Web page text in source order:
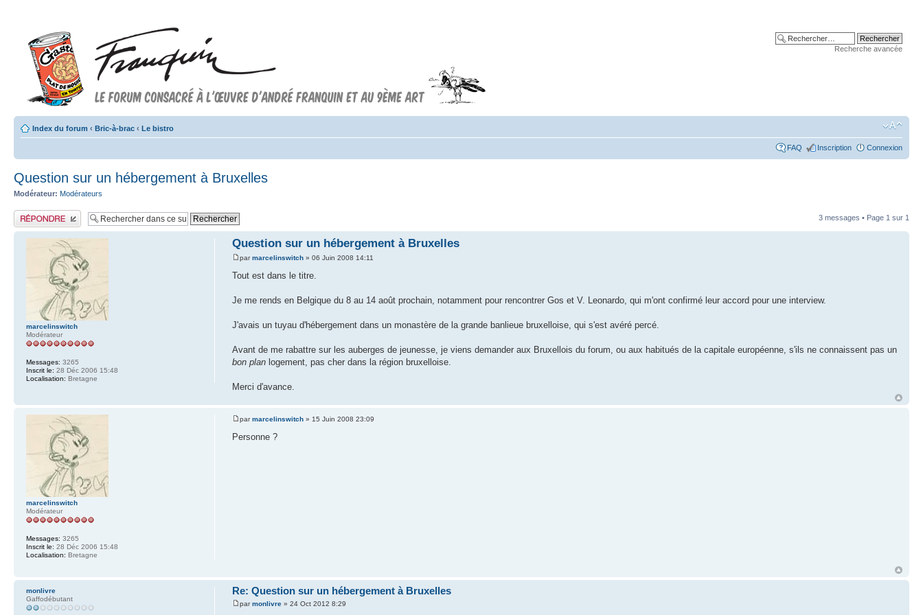
Recherche avancée
Index du forum ‹ Bric-à-brac ‹ Le bistro
FAQ Inscription Connexion
Question sur un hébergement à Bruxelles
Modérateur: Modérateurs
Publier une réponse 3 messages • Page 1 sur 1
Question sur un hébergement à Bruxelles
parmarcelinswitch » 06 Juin 2008 14:11
Tout est dans le titre.
Je me rends en Belgique du 8 au 14 août prochain, notamment pour rencontrer Gos et V. Leonardo, qui m'ont confirmé leur accord pour une interview.
J'avais un tuyau d'hébergement dans un monastère de la grande banlieue bruxelloise, qui s'est avéré percé.
Avant de me rabattre sur les auberges de jeunesse, je viens demander aux Bruxellois du forum, ou aux habitués de la capitale européenne, s'ils ne connaissent pas un
bon plan logement, pas cher dans la région bruxelloise.
Merci d'avance.
marcelinswitch
Modérateur
Messages: 3265
Inscrit le: 28 Déc 2006 15:48
Localisation: Bretagne
parmarcelinswitch » 15 Juin 2008 23:09
Personne ?
marcelinswitch
Modérateur
Messages: 3265
Inscrit le: 28 Déc 2006 15:48
Localisation: Bretagne
Re: Question sur un hébergement à Bruxelles
parmonlivre » 24 Oct 2012 8:29
monlivre
Gaffodébutant